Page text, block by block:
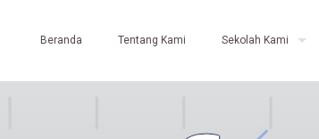
Beranda Tentang Kami Sekolah Kami